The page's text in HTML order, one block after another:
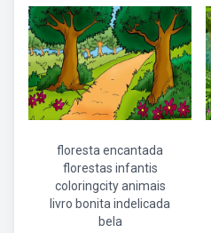
floresta encantada
florestas infantis
coloringcity animais
livro bonita indelicada
bela